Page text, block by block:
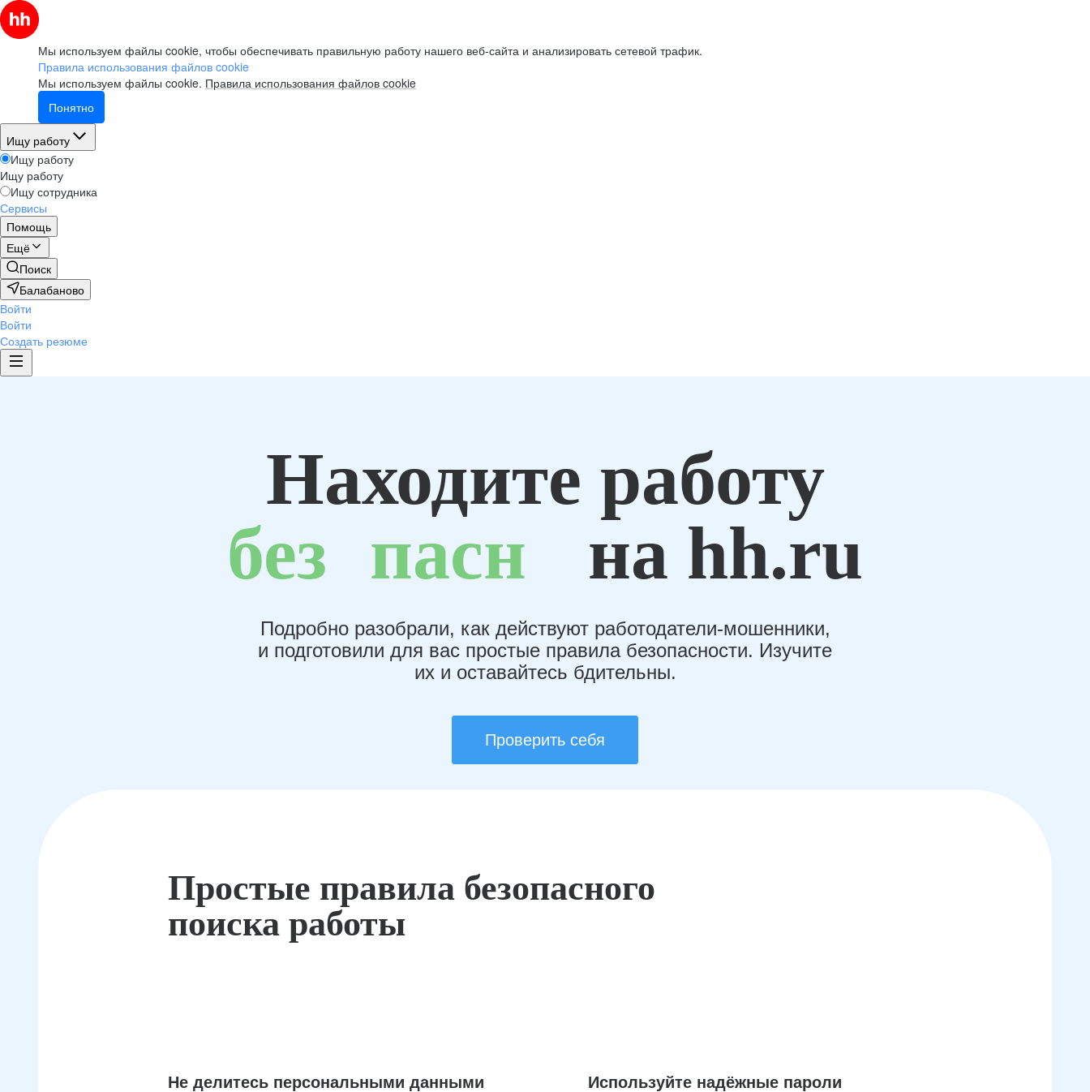
Мы используем файлы cookie, чтобы обеспечивать правильную работу нашего веб-сайта и анализировать сетевой трафик.
Правила использования файлов cookie
Мы используем файлы cookie. Правила использования файлов cookie
Понятно
Ищу работу
Ищу работу
Ищу работу
Ищу сотрудника
Сервисы
Помощь
Ещё
Поиск
Балабаново
Войти
Войти
Создать резюме
Находите работу
без пасн на hh.ru
Подробно разобрали, как действуют работодатели-мошенники,
и подготовили для вас простые правила безопасности. Изучите
их и оставайтесь бдительны.
Проверить себя
Простые правила безопасного
поиска работы
Не делитесь персональными данными
Используйте надёжные пароли